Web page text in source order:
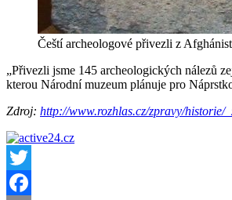
Čeští archeologové přivezli z
„Přivezli jsme 145 archeologických nálezů
kterou Národní muzeum plánuje pro
Zdroj: http://www.rozhlas.cz/zpravy/historie/
Twitter